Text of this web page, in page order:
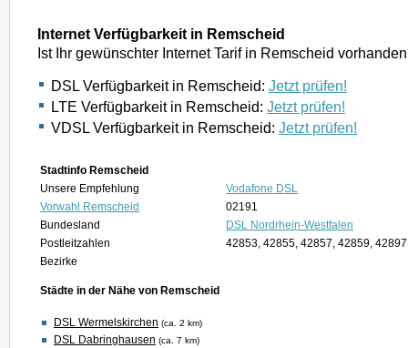
Internet Verfügbarkeit in Remscheid
Ist Ihr gewünschter Internet Tarif in Remscheid
DSL Verfügbarkeit in Remscheid: Jetzt prüfen!
LTE Verfügbarkeit in Remscheid: Jetzt prüfen!
VDSL Verfügbarkeit in Remscheid: Jetzt prüfen!
Stadtinfo Remscheid
Unsere Empfehlung
Vodafone DSL
Vorwahl Remscheid
02191
Bundesland
DSL Nordrhein-Westfalen
Postleitzahlen
42853, 42855, 42857, 42859,
Bezirke
Städte in der Nähe von Remscheid
DSL Wermelskirchen (ca. 2 km)
DSL Dabringhausen (ca. 7 km)